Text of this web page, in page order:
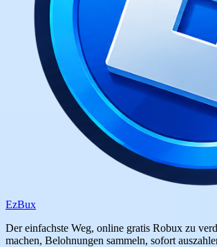
EzBux
Der einfachste Weg, online gratis Robux zu
machen, Belohnungen sammeln, sofort